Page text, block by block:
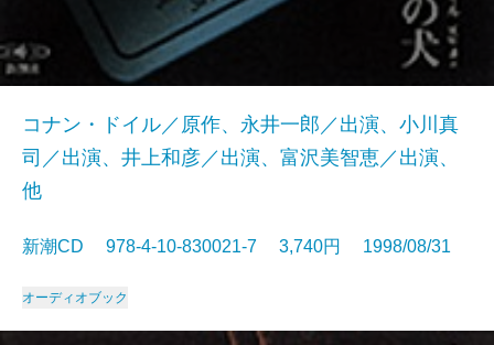
コナン・ドイル／原作、永井一郎／出演、小川真
司／出演、井上和彦／出演、富沢美智恵／出演、
他
新潮CD 978-4-10-830021-7 3,740円 1998/08/31
オーディオブック